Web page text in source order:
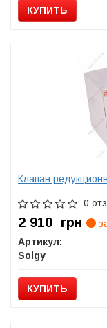
КУПИТЬ
Клапан
0
2 910 грн
Артикул:
Solgy
КУПИТЬ